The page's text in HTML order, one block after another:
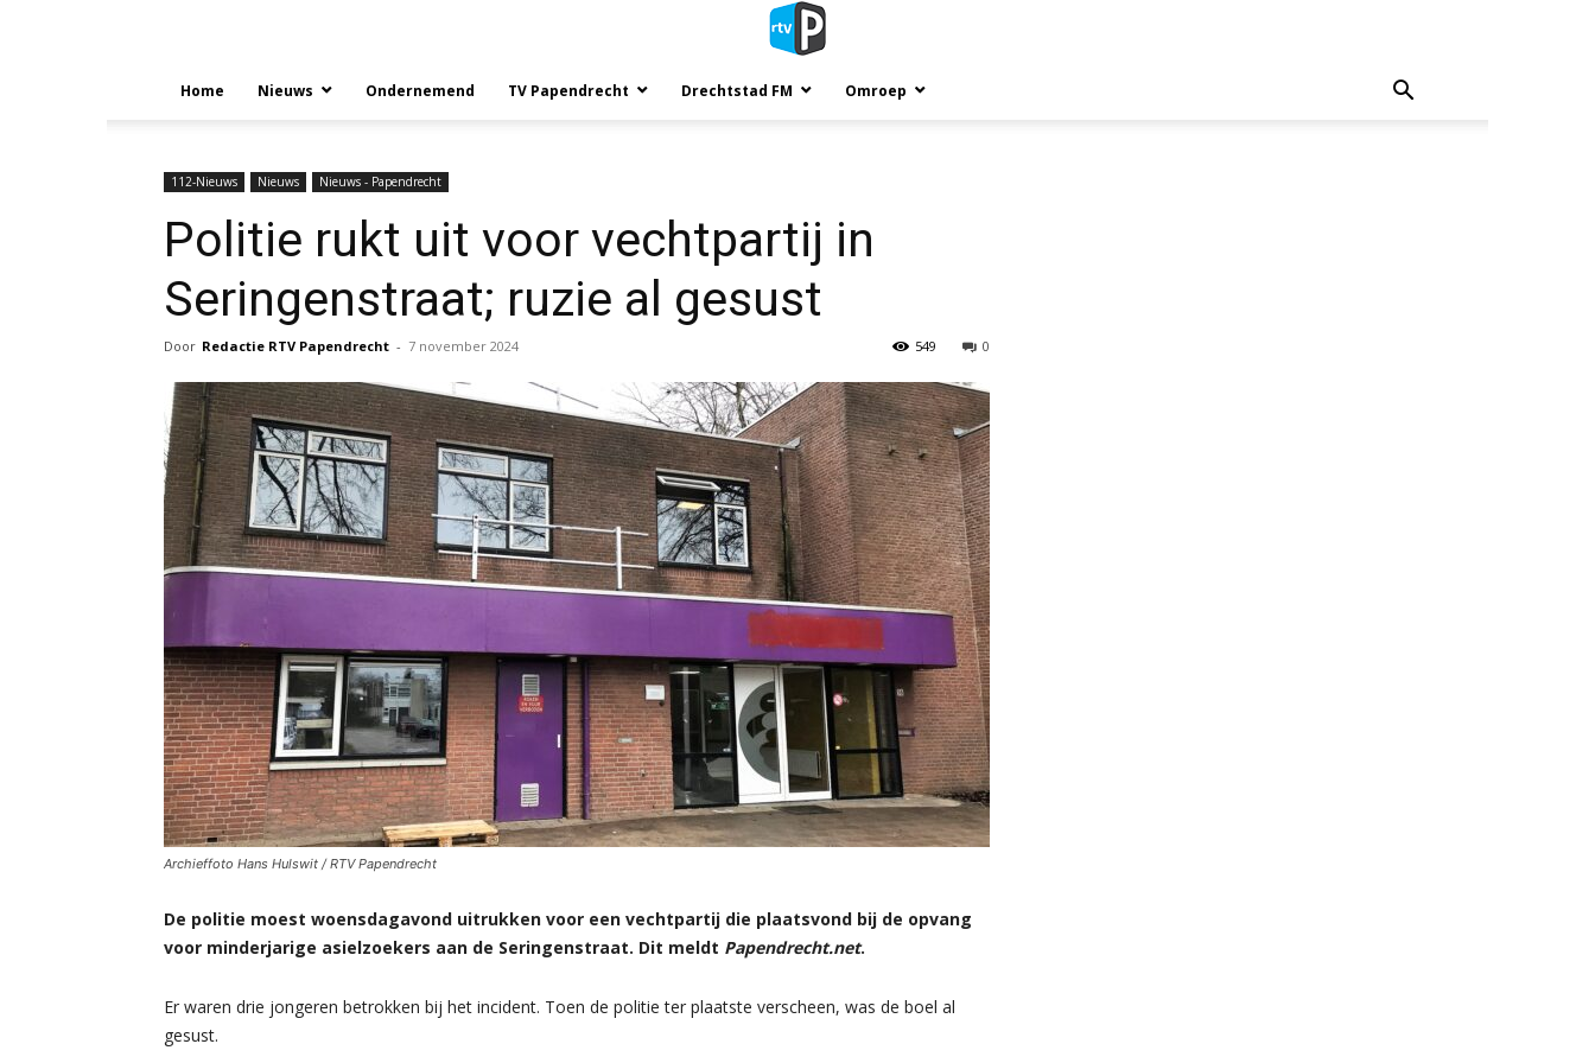
Home Nieuws Ondernemend TV Papendrecht Drechtstad FM Omroep
112-Nieuws Nieuws Nieuws - Papendrecht
Politie rukt uit voor vechtpartij in
Seringenstraat; ruzie al gesust
Door Redactie RTV Papendrecht - 7 november 2024 0
549
Archieffoto Hans Hulswit / RTV Papendrecht
De politie moest woensdagavond uitrukken voor een vechtpartij die plaatsvond bij de opvang
voor minderjarige asielzoekers aan de Seringenstraat. Dit meldt Papendrecht.net.
Er waren drie jongeren betrokken bij het incident. Toen de politie ter plaatste verscheen, was de boel al
gesust.